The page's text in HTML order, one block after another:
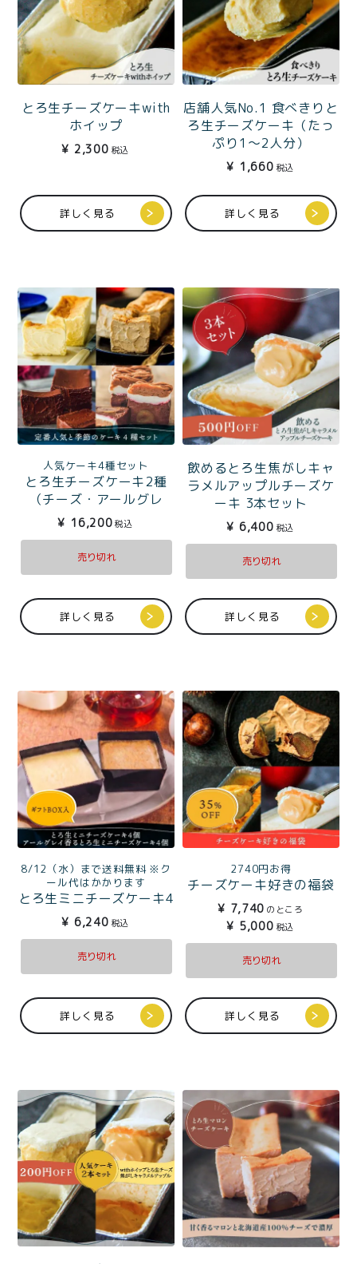
会社概要
お問い合わせ
特集記事
メンバー特典
ご利用ガイド
プライバシーポリシー
特定商取引法に基づく表記
とろ生チーズケーキwith
ホイップ
¥ 2,300 税込
詳しく見る
店舗人気No.1 食べきりと
ろ生チーズケーキ（たっ
ぷり1〜2人分）
¥ 1,660 税込
詳しく見る
人気ケーキ4種セット
とろ生チーズケーキ2種
（チーズ・アールグレ
イ）ととろ生ガトーショ
コラ2種（ガトー・モンブ
ラン）ギフトBOX入
¥ 16,200税込
売り切れ
詳しく見る
飲めるとろ生焦がしキャ
ラメルアップルチーズケ
ーキ 3本セット
¥ 6,400 税込
売り切れ
詳しく見る
8/12（水）まで送料無料 ※ク
ール代はかかります
とろ生ミニチーズケーキ4
個＆アールグレイ香ると
ろ生ミニチーズケーキ4個
セットギフトBOX入
¥ 6,240 税込
売り切れ
詳しく見る
2740円お得
チーズケーキ好きの福袋
¥ 7,740 のところ
¥ 5,000 税込
売り切れ
詳しく見る